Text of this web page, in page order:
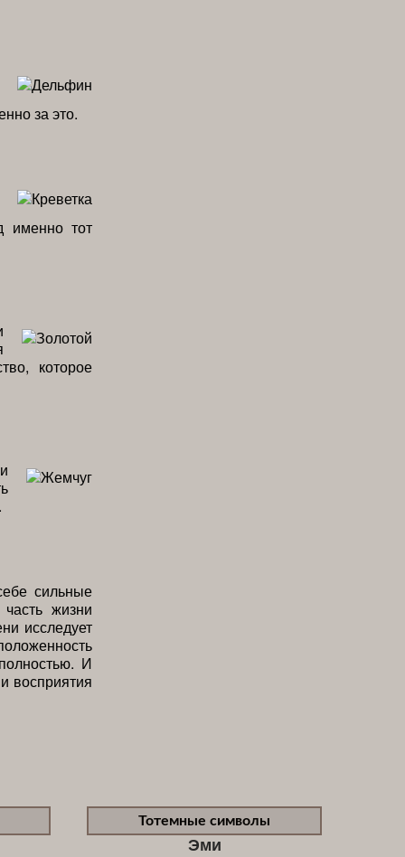
за это.
именно тот
которое
сильные
жизни
исследует
И
восприятия
Тотемные символы
Эми